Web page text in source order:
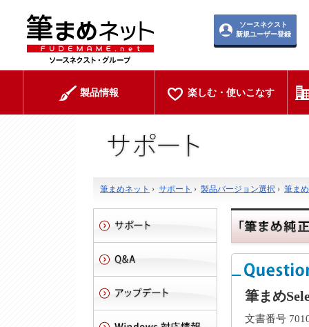
ソースネクスト
新規ユーザー登録
製品情報 楽しむ・使いこなす
筆まめネット › サポート › 製品バージョン選択 › 筆ま
筆まめ
文書番号